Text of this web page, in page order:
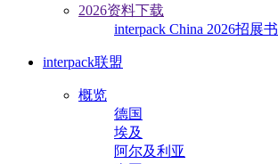
2026资料下载
interpack China 2026招展书
interpack联盟
概览
德国
埃及
阿尔及利亚